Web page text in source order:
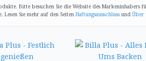
Bitte besuchen Sie die Website des Markeninhabers
Sie mehr auf den Seiten Haftungsausschluss und Über